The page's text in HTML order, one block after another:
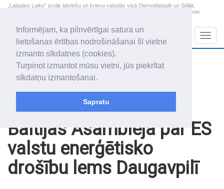
Informējam, ka pilnvērtīgai satura un
lietošanas ērtības nodrošināšanai šī vietne
izmanto sīkdatnes (cookies).
Turpinot izmantot mūsu vietni, jūs piekrītat
sīkdatņu izmantošanai.
Sapratu
„Latgales Laiks” iznāk latviešu un krievu valodās visā Dienvidlatgalē un Sēlijā,
„Latgales Laiks” latviešu valodā aptver Daugavpils valstspilsētu, Augšdaugavas
2026. gada 7. augusts
Piektdiena
Alfrēds, Fredis, Madars
+20.3
Baltijas Asambleja par ES
valstu enerģētisko
drošību lems Daugavpilī